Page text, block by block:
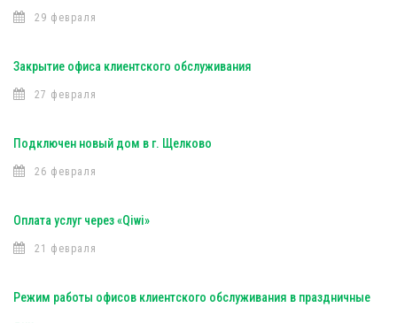
29 февраля
Закрытие офиса клиентского обслуживания
27 февраля
Подключен новый дом в г. Щелково
26 февраля
Оплата услуг через «Qiwi»
21 февраля
Режим работы офисов клиентского обслуживания в праздничные